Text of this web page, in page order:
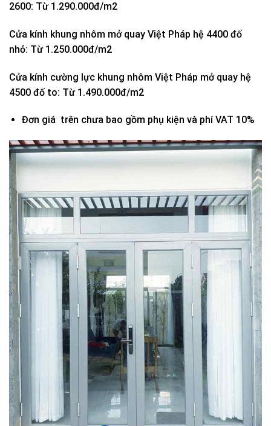
2600: Từ 1.290.000đ/m2
Cửa kính khung nhôm mở quay Việt Pháp hệ 4400 đố
nhỏ: Từ 1.250.000đ/m2
Cửa kính cường lực khung nhôm Việt Pháp mở quay hệ
4500 đố to: Từ 1.490.000đ/m2
Đơn giá trên chưa bao gồm phụ kiện và phí VAT 10%